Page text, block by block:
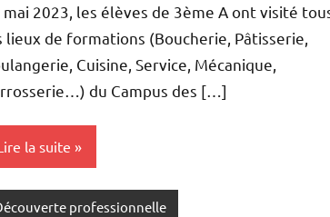
mai 2023, les élèves de 3ème A ont visité
lieux de formations (Boucherie, Pâtisserie,
Cuisine, Service, Mécanique,
du Campus des […]
la suite
professionnelle